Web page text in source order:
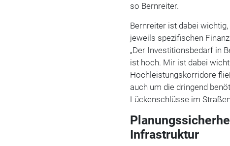
so Bernreiter.
Bernreiter ist dabei
jeweils spezifischen
„Der Investitionsbedarf in
ist hoch. Mir ist dabei
Hochleistungskorridore
auch um die dringend
Lückenschlüsse im
Infrastruktur